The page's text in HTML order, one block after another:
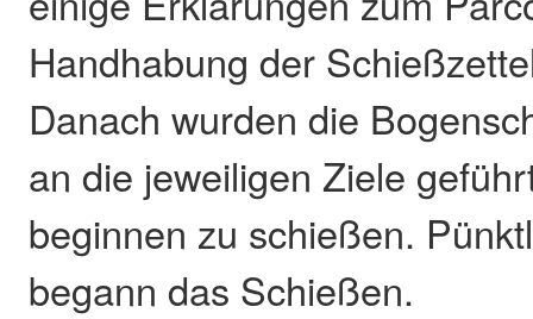
Handhabung der
Danach wurden die
an die jeweiligen Ziele
beginnen zu schießen.
begann das Schießen.